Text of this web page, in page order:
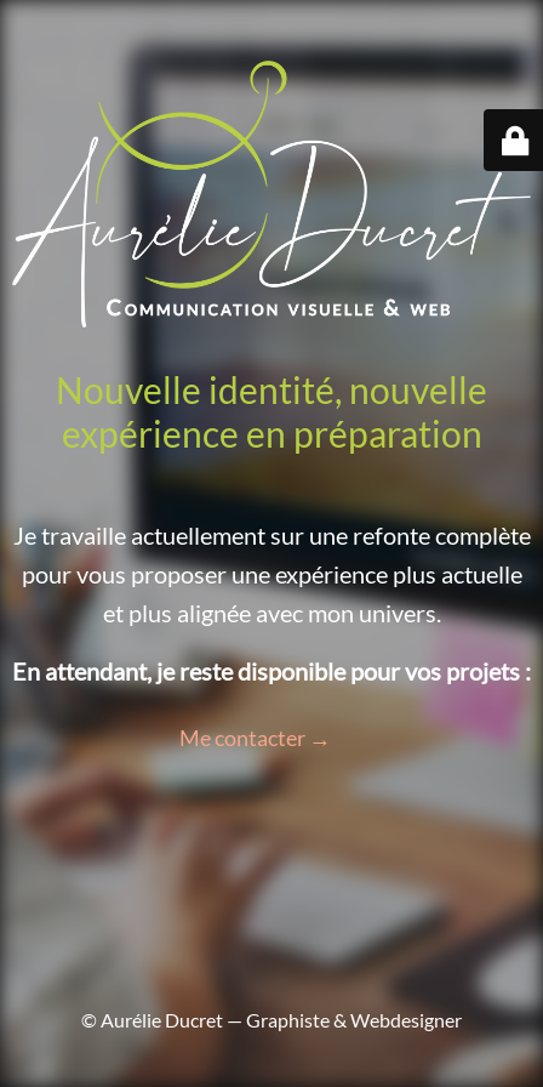
Nouvelle identité, nouvelle
expérience en préparation
Je travaille actuellement sur une refonte complète
pour vous proposer une expérience plus actuelle
et plus alignée avec mon univers.
En attendant, je reste disponible pour vos projets :
Me contacter →
© Aurélie Ducret — Graphiste & Webdesigner